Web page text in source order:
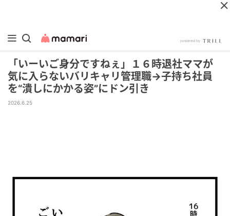
「いーいご身分ですねぇ」１６時退社ママが
気に入らないバリキャリ管理職→子持ち社員
を“潰しにかかる姿”にドン引き
2026.6.25